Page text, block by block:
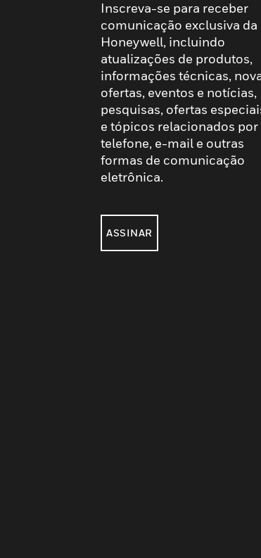
Inscreva-se para receber
comunicação exclusiva da
Honeywell, incluindo
atualizações de produtos,
informações técnicas,
ofertas, eventos e notícias,
pesquisas, ofertas
e tópicos relacionados por
telefone, e-mail e outras
formas de comunicação
eletrônica.
ASSINAR